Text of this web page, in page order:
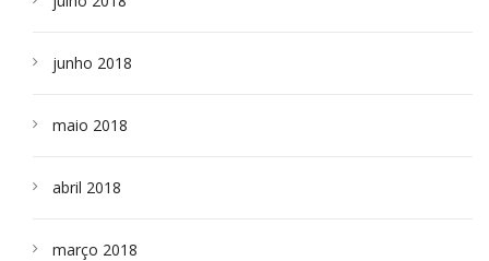
junho 2018
maio 2018
abril 2018
março 2018